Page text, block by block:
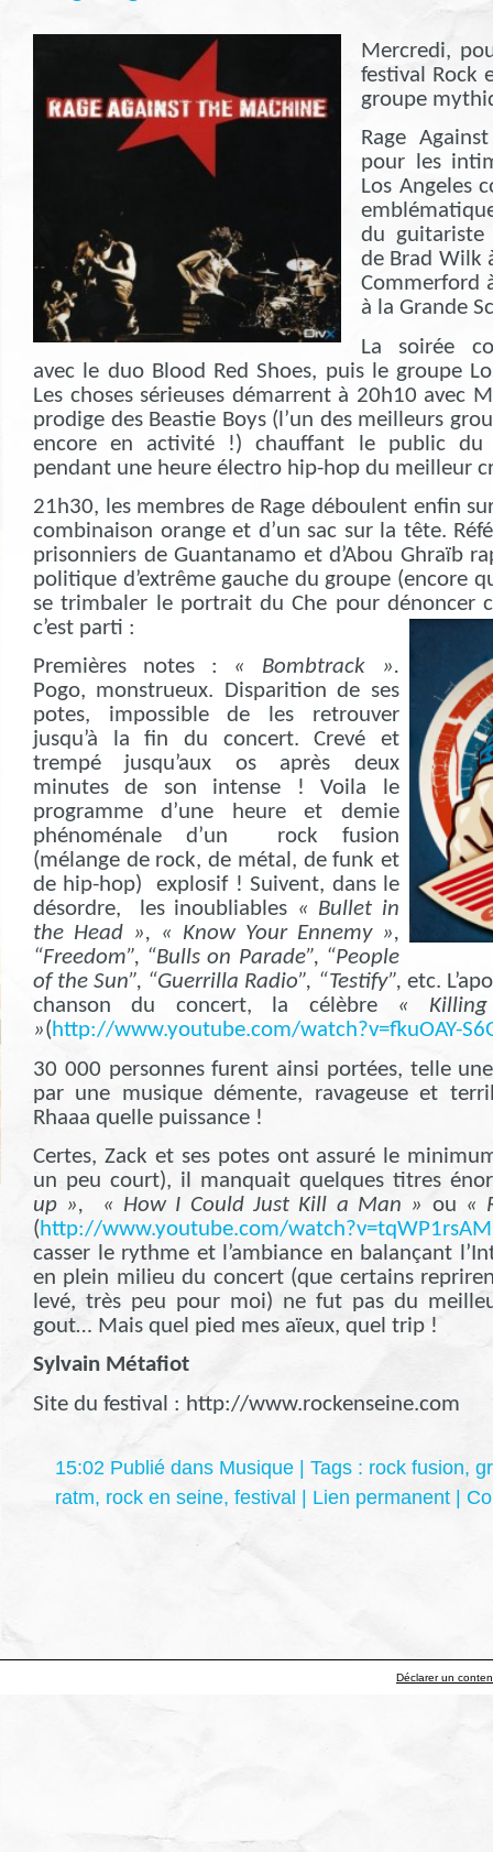
Mercredi,
festival Rock
groupe
Rage
pour les
Los Angeles
du guitariste
de Brad Wilk
Commerford
à la Grande
La soirée
avec le duo Blood Red Shoes, puis le groupe
Les choses sérieuses démarrent à 20h10 avec
prodige des Beastie Boys (l’un des meilleurs
encore en activité !) chauffant le public du
pendant une heure électro hip-hop du meilleur
21h30, les membres de Rage déboulent enfin
combinaison orange et d’un sac sur la tête.
prisonniers de Guantanamo et d’Abou Ghraïb
politique d’extrême gauche du groupe (encore
se trimbaler le portrait du Che pour dénoncer
c’est parti :
Premières notes : « Bombtrack ».
Pogo, monstrueux. Disparition de ses
potes, impossible de les retrouver
jusqu’à la fin du concert. Crevé et
trempé jusqu’aux os après deux
minutes de son intense ! Voila le
programme d’une heure et demie
phénoménale d’un
rock fusion
(mélange de rock, de métal, de funk et
de hip-hop)
explosif ! Suivent, dans le
désordre,
les inoubliables « Bullet in
the Head », « Know Your Ennemy »,
“Freedom”, “Bulls on Parade”, “People
of the Sun”, “Guerrilla Radio”, “Testify”, etc.
chanson du concert, la célèbre «
»(http://www.youtube.com/watch?v=fkuOAY-
30 000 personnes furent ainsi portées, telle
par une musique démente, ravageuse et
Rhaaa quelle puissance !
Certes, Zack et ses potes ont assuré le
un peu court), il manquait quelques titres
up »,
« How I Could Just Kill a Man » ou «
(http://www.youtube.com/
casser le rythme et l’ambiance en balançant
en plein milieu du concert (que certains
levé, très peu pour moi) ne fut pas du
gout… Mais quel pied mes aïeux, quel trip !
Sylvain Métafiot
Site du festival : http://www.rockenseine.com
15:02 Publié dans Musique | Tags : rock fusion,
ratm, rock en seine, festival | Lien permanent |
Déclarer un